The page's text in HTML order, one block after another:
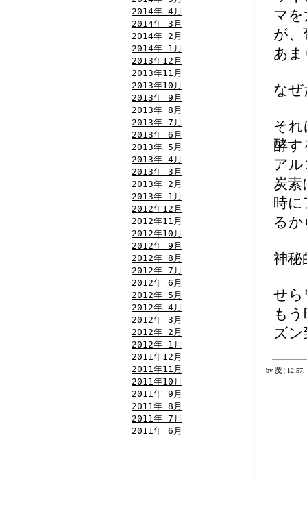
2014年 4月
2014年 3月
2014年 2月
2014年 1月
2013年12月
2013年11月
2013年10月
2013年 9月
2013年 8月
2013年 7月
2013年 6月
2013年 5月
2013年 4月
2013年 3月
2013年 2月
2013年 1月
2012年12月
2012年11月
2012年10月
2012年 9月
2012年 8月
2012年 7月
2012年 6月
2012年 5月
2012年 4月
2012年 3月
2012年 2月
2012年 1月
2011年12月
2011年11月
2011年10月
2011年 9月
2011年 8月
2011年 7月
2011年 6月
マを
が、
あ
なぜ
そ
酵す
ア
炭素
時
る
神
せら
も
ズ
by 茂 ¦ 12:57,